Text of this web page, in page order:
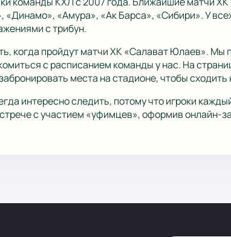
«Динамо», «Амура», «Ак Барса», «Сибири». У
с трибун.
когда пройдут матчи ХК «Салават Юлаев».
с расписанием команды у нас. На
места на стадионе, чтобы сходить
интересно следить, потому что игроки
с участием «уфимцев», оформив онлайн-